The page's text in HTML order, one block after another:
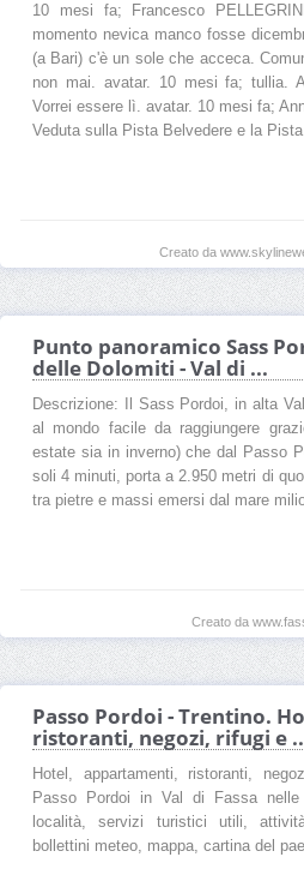
10 mesi fa; Francesco
momento nevica manco fosse
(a Bari) c'è un sole che acceca.
non mai. avatar. 10 mesi fa; tullia.
Vorrei essere lì. avatar. 10 mesi fa;
Veduta sulla Pista Belvedere e la
Creato da
Punto panoramico Sass
delle Dolomiti - Val di ...
Descrizione: Il Sass Pordoi, in alta
al mondo facile da raggiungere
estate sia in inverno) che dal Passo
soli 4 minuti, porta a 2.950 metri di
tra pietre e massi emersi dal mare
Creato da
Passo Pordoi - Trentino.
ristoranti, negozi, rifugi e
Hotel, appartamenti, ristoranti,
Passo Pordoi in Val di Fassa nelle
località, servizi turistici utili,
bollettini meteo, mappa, cartina del